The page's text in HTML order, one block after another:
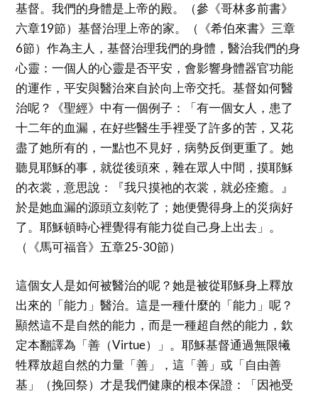
基督。我們的身體是上帝的殿。（參《哥林多前書》
六章19節）基督治理上帝的家。（《希伯來書》三章
6節）作為主人，基督治理我們的身體，醫治我們的身
心靈：一個人的心靈是否平安，會影響身體器官功能
的運作，平安與醫治來自於向上帝交托。基督如何醫
治呢？《聖經》中有一個例子：「有一個女人，患了
十二年的血漏，在好些醫生手裡受了許多的苦，又花
盡了她所有的，一點也不見好，病勢反倒更重了。她
聽見耶穌的事，就從後頭來，雜在眾人中間，摸耶穌
的衣裳，意思說：『我只摸祂的衣裳，就必痊癒。』
於是她血漏的源頭立刻乾了；她便覺得身上的災病好
了。耶穌頓時心裡覺得有能力從自己身上出去」。
（《馬可福音》五章25-30節）
這個女人是如何被醫治的呢？她是被從耶穌身上釋放
出來的「能力」醫治。這是一種什麼的「能力」呢？
顯然這不是自然的能力，而是一種超自然的能力，欽
定本翻譯為「善（Virtue）」。耶穌基督通過無限犧
牲釋放超自然的力量「善」，這「善」或「自由善
基」（挽回祭）才是我們健康的根本保證：「因祂受